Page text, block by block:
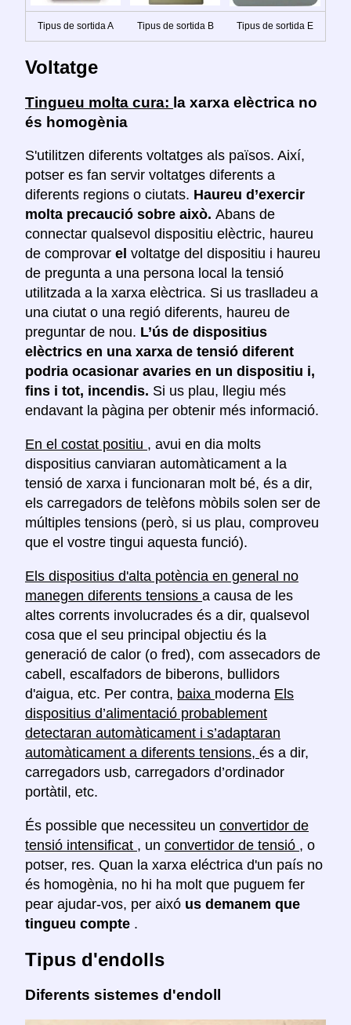
Tipus de sortida A Tipus de sortida B Tipus de sortida E
Voltatge
Tingueu molta cura: la xarxa elèctrica no
és homogènia
S'utilitzen diferents voltatges als països. Així,
potser es fan servir voltatges diferents a
diferents regions o ciutats. Haureu d’exercir
molta precaució sobre això. Abans de
connectar qualsevol dispositiu elèctric, haureu
de comprovar el voltatge del dispositiu i haureu
de pregunta a una persona local la tensió
utilitzada a la xarxa elèctrica. Si us traslladeu a
una ciutat o una regió diferents, haureu de
preguntar de nou. L’ús de dispositius
elèctrics en una xarxa de tensió diferent
podria ocasionar avaries en un dispositiu i,
fins i tot, incendis. Si us plau, llegiu més
endavant la pàgina per obtenir més informació.
En el costat positiu , avui en dia molts
dispositius canviaran automàticament a la
tensió de xarxa i funcionaran molt bé, és a dir,
els carregadors de telèfons mòbils solen ser de
múltiples tensions (però, si us plau, comproveu
que el vostre tingui aquesta funció).
Els dispositius d'alta potència en general no
manegen diferents tensions a causa de les
altes corrents involucrades és a dir, qualsevol
cosa que el seu principal objectiu és la
generació de calor (o fred), com assecadors de
cabell, escalfadors de biberons, bullidors
d'aigua, etc. Per contra, baixa moderna Els
dispositius d’alimentació probablement
detectaran automàticament i s’adaptaran
automàticament a diferents tensions, és a dir,
carregadors usb, carregadors d’ordinador
portàtil, etc.
És possible que necessiteu un convertidor de
tensió intensificat , un convertidor de tensió , o
potser, res. Quan la xarxa eléctrica d'un país no
és homogènia, no hi ha molt que puguem fer
pear ajudar-vos, per aixó us demanem que
tingueu compte .
Tipus d'endolls
Diferents sistemes d'endoll